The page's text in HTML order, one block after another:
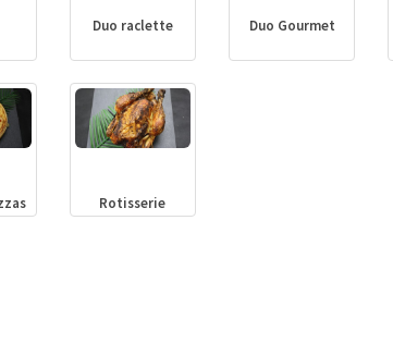
Duo raclette Duo Gourmet
Rotisserie